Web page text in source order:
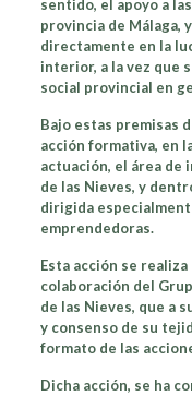
sentido, el apoyo a
provincia de Málaga,
directamente en la
interior, a la vez que
social provincial en
Bajo estas premisas
acción formativa, en
actuación, el área de
de las Nieves, y
dirigida
emprendedoras.
Esta acción se
colaboración del
de las Nieves, que a
y consenso de su
formato de las
Dicha acción, se ha